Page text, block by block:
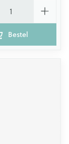
Bestel